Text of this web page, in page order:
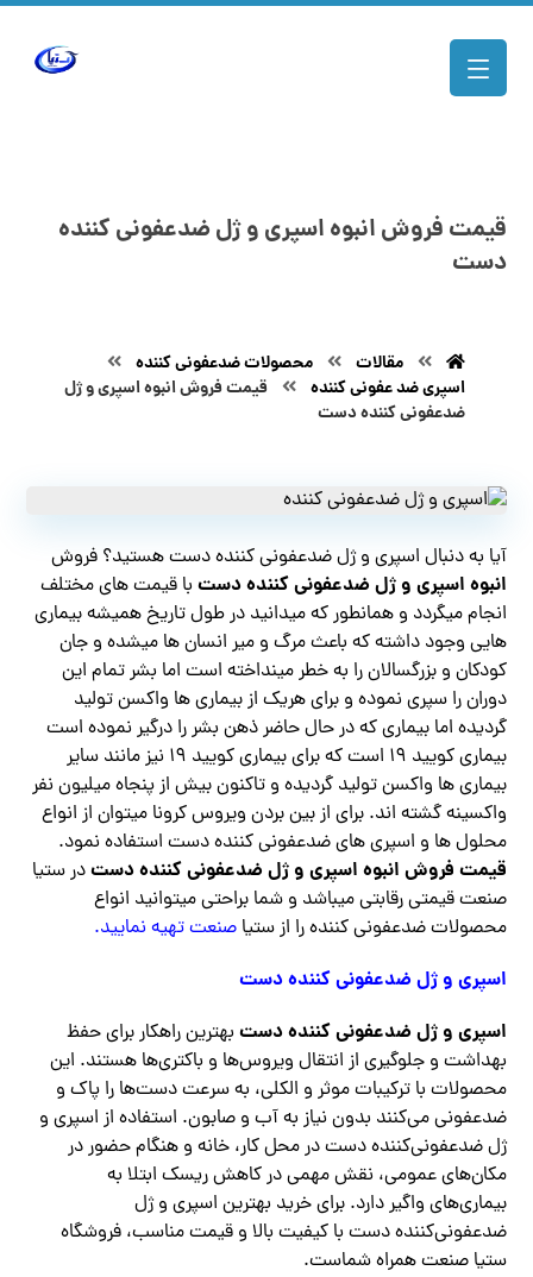
قیمت فروش انبوه اسپری و ژل ضدعفونی کننده
دست
مقالات
محصولات ضدعفونی کننده
اسپری ضد عفونی کننده
قیمت فروش انبوه اسپری و ژل
ضدعفونی کننده دست
آیا به دنبال اسپری و ژل ضدعفونی کننده دست هستید؟ فروش
انبوه اسپری و ژل ضدعفونی کننده دست با قیمت های مختلف
انجام میگردد و همانطور که میدانید در طول تاریخ همیشه بیماری
هایی وجود داشته که باعث مرگ و میر انسان ها میشده و جان
کودکان و بزرگسالان را به خطر مینداخته است اما بشر تمام این
دوران را سپری نموده و برای هریک از بیماری ها واکسن تولید
گردیده اما بیماری که در حال حاضر ذهن بشر را درگیر نموده است
بیماری کویید ۱۹ است که برای بیماری کویید ۱۹ نیز مانند سایر
بیماری ها واکسن تولید گردیده و تاکنون بیش از پنجاه میلیون نفر
واکسینه گشته اند. برای از بین بردن ویروس کرونا میتوان از انواع
محلول ها و اسپری های ضدعفونی کننده دست استفاده نمود.
قیمت فروش انبوه اسپری و ژل ضدعفونی کننده دستدر ستیا
صنعت قیمتی رقابتی میباشد و شما براحتی میتوانید انواع
محصولات ضدعفونی کننده را از ستیاصنعت تهیه نمایید.
اسپری و ژل ضدعفونی کننده دست
اسپری و ژل ضدعفونی کننده دست بهترین راهکار برای حفظ
بهداشت و جلوگیری از انتقال ویروس‌ها و باکتری‌ها هستند. این
محصولات با ترکیبات موثر و الکلی، به سرعت دست‌ها را پاک و
ضدعفونی می‌کنند بدون نیاز به آب و صابون. استفاده از اسپری و
ژل ضدعفونی‌کننده دست در محل کار، خانه و هنگام حضور در
مکان‌های عمومی، نقش مهمی در کاهش ریسک ابتلا به
بیماری‌های واگیر دارد. برای خرید بهترین اسپری و ژل
ضدعفونی‌کننده دست با کیفیت بالا و قیمت مناسب، فروشگاه
ستیا صنعت همراه شماست.